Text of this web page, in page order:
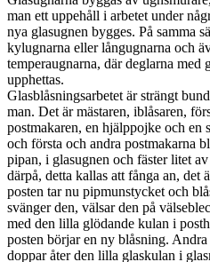
man ett uppehåll i arbetet under
nya glasugnen bygges. På samma
kylugnarna eller långugnarna och
temperaugnarna, där deglarna med
upphettas.
Glasblåsningsarbetet är strängt
man. Det är mästaren, iblåsaren,
postmakaren, en hjälppojke och en
och första och andra postmakarna
pipan, i glasugnen och fäster litet
därpå, detta kallas att fånga an, det
posten tar nu pipmunstycket och
svänger den, välsar den på
med den lilla glödande kulan i
posten börjar en ny blåsning.
doppar åter den lilla glaskulan i